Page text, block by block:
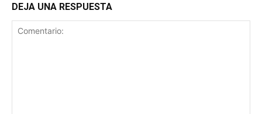
DEJA UNA RESPUESTA